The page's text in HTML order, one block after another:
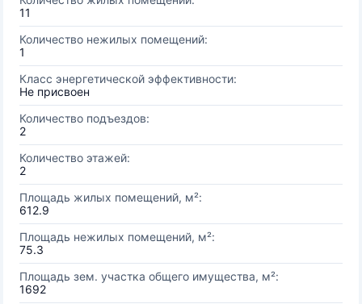
11
Количество нежилых помещений:
1
Класс энергетической эффективности:
Не присвоен
Количество подъездов:
2
Количество этажей:
2
Площадь жилых помещений, м²:
612.9
Площадь нежилых помещений, м²:
75.3
Площадь зем. участка общего имущества, м²:
1692